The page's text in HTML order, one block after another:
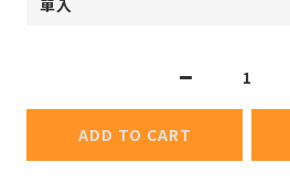
ADD TO CART